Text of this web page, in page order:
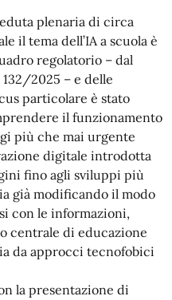
plenaria di circa
il tema dell’IA a scuola è
regolatorio – dal
132/2025 – e delle
particolare è stato
il funzionamento
più che mai urgente
digitale introdotta
fino agli sviluppi più
già modificando il modo
con le informazioni,
centrale di educazione
da approcci tecnofobici
la presentazione di